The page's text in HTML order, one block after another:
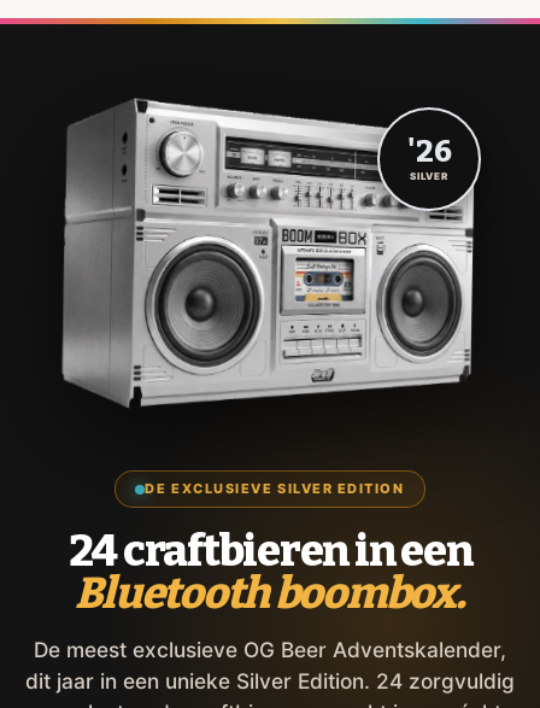
DE EXCLUSIEVE SILVER EDITION
24 craftbieren in een
Bluetooth boombox.
De meest exclusieve OG Beer Adventskalender,
dit jaar in een unieke Silver Edition. 24 zorgvuldig
'26
SILVER